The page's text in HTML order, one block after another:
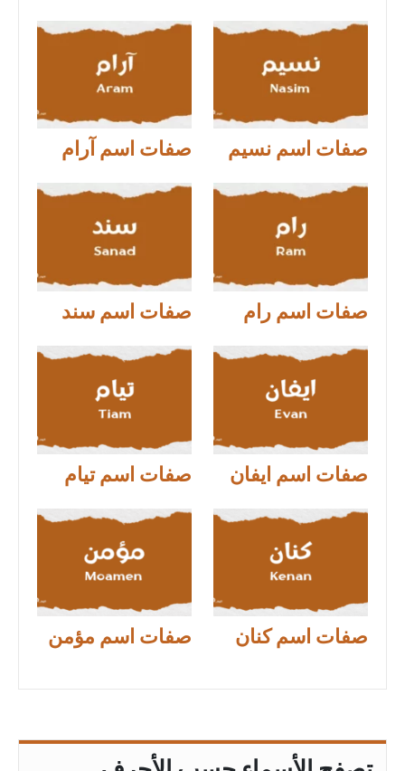
صفات اسم نسيم صفات اسم آرام
صفات اسم رام صفات اسم سند
صفات اسم ايفان صفات اسم تيام
صفات اسم كنان صفات اسم مؤمن